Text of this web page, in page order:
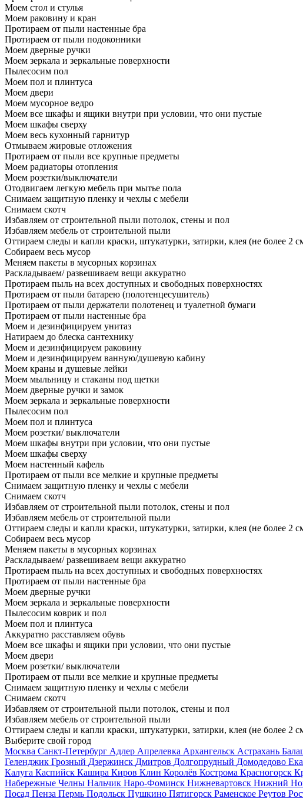
Моем стол и стулья
Моем раковину и кран
Протираем от пыли настенные бра
Протираем от пыли подоконники
Моем дверные ручки
Моем зеркала и зеркальные поверхности
Пылесосим пол
Моем пол и плинтуса
Моем двери
Моем мусорное ведро
Моем все шкафы и ящики внутри при условии, что они пустые
Моем шкафы сверху
Моем весь кухонный гарнитур
Отмываем жировые отложения
Протираем от пыли все крупные предметы
Моем радиаторы отопления
Моем розетки/выключатели
Отодвигаем легкую мебель при мытье пола
Снимаем защитную пленку и чехлы с мебели
Снимаем скотч
Избавляем от строительной пыли потолок, стены и пол
Избавляем мебель от строительной пыли
Оттираем следы и капли краски, штукатурки, затирки, клея (не более 2
Собираем весь мусор
Меняем пакеты в мусорных корзинах
Раскладываем/ развешиваем вещи аккуратно
Протираем пыль на всех доступных и свободных поверхностях
Протираем от пыли батарею (полотенцесушитель)
Протираем от пыли держатели полотенец и туалетной бумаги
Протираем от пыли настенные бра
Моем и дезинфицируем унитаз
Натираем до блеска сантехнику
Моем и дезинфицируем раковину
Моем и дезинфицируем ванную/душевую кабину
Моем краны и душевые лейки
Моем мыльницу и стаканы под щетки
Моем дверные ручки и замок
Моем зеркала и зеркальные поверхности
Пылесосим пол
Моем пол и плинтуса
Моем розетки/ выключатели
Моем шкафы внутри при условии, что они пустые
Моем шкафы сверху
Моем настенный кафель
Протираем от пыли все мелкие и крупные предметы
Снимаем защитную пленку и чехлы с мебели
Снимаем скотч
Избавляем от строительной пыли потолок, стены и пол
Избавляем мебель от строительной пыли
Оттираем следы и капли краски, штукатурки, затирки, клея (не более 2
Собираем весь мусор
Меняем пакеты в мусорных корзинах
Раскладываем/ развешиваем вещи аккуратно
Протираем пыль на всех доступных и свободных поверхностях
Протираем от пыли настенные бра
Моем дверные ручки
Моем зеркала и зеркальные поверхности
Пылесосим коврик и пол
Моем пол и плинтуса
Аккуратно расставляем обувь
Моем все шкафы и ящики при условии, что они пустые
Моем двери
Моем розетки/ выключатели
Протираем от пыли все мелкие и крупные предметы
Снимаем защитную пленку и чехлы с мебели
Снимаем скотч
Избавляем от строительной пыли потолок, стены и пол
Избавляем мебель от строительной пыли
Оттираем следы и капли краски, штукатурки, затирки, клея (не более 2
Выберите свой город
Москва Санкт-Петербург Адлер Апрелевка Архангельск Астрахань
Геленджик Грозный Дзержинск Дмитров Долгопрудный Домодедово
Калуга Каспийск Кашира Киров Клин Королёв Кострома Красногорск
Набережные Челны Нальчик Наро-Фоминск Нижневартовск Нижний
Посад Пенза Пермь Подольск Пушкино Пятигорск Раменское Реутов